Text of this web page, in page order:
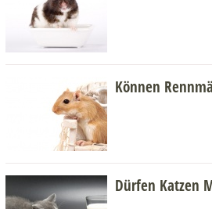
Können
Dürfen Katzen